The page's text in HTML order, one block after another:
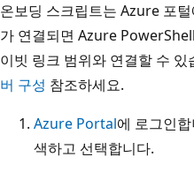
온보딩 스크립트는 Azure 포
가 연결되면 Azure
이빗 링크 범위와 연결할 수 있
버 구성 참조하세요.
Azure Portal에 로그인
색하고 선택합니다.